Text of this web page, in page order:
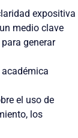
expositiva
medio clave
generar
el uso de
los